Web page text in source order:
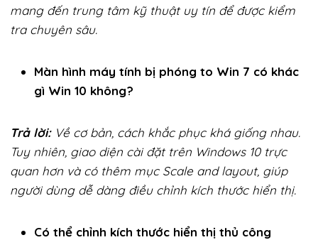
mang đến trung tâm kỹ thuật uy tín để được kiểm
tra chuyên sâu.
Màn hình máy tính bị phóng to Win 7 có khác
gì Win 10 không?
Trả lời:Về cơ bản, cách khắc phục khá giống nhau.
Tuy nhiên, giao diện cài đặt trên Windows 10 trực
quan hơn và có thêm mục Scale and layout, giúp
người dùng dễ dàng điều chỉnh kích thước hiển thị.
Có thể chỉnh kích thước hiển thị thủ công